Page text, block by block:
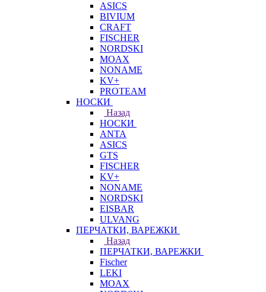
ASICS
BIVIUM
CRAFT
FISCHER
NORDSKI
MOAX
NONAME
KV+
PROTEAM
НОСКИ
Назад
НОСКИ
ANTA
ASICS
GTS
FISCHER
KV+
NONAME
NORDSKI
EISBAR
ULVANG
ПЕРЧАТКИ, ВАРЕЖКИ
Назад
ПЕРЧАТКИ, ВАРЕЖКИ
Fischer
LEKI
MOAX